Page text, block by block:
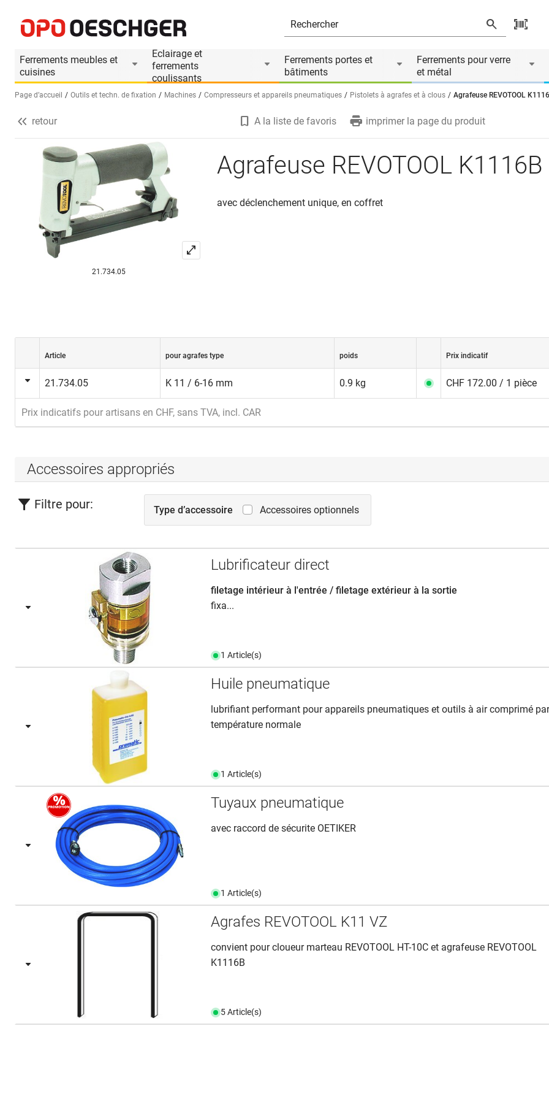
Ferrements meubles et
cuisines
Eclairage et
ferrements
coulissants
Ferrements portes et
bâtiments
Ferrements pour verre
et métal
Sélectionnez une langue (FR)
Page d’accueil Outils et techn. de fixation Machines Compresseurs et appareils pneumatiques Pistolets à agrafes et à clous Agrafeuse REVOTOOL
Informations produit
Accessoires appropriés
retour A la liste de favoris imprimer la page du produit
21.734.05
Agrafeuse REVOTOOL K1116B
avec déclenchement unique, en coffret
Article pour agrafes type poids Prix indicatif
21.734.05 K 11 / 6-16 mm 0.9 kg CHF 172.00 / 1 pièce
Prix indicatifs pour artisans en CHF, sans TVA, incl. CAR
Accessoires appropriés
Filtre pour: Type d’accessoire Accessoires optionnels
Lubrificateur direct
filetage intérieur à l'entrée / filetage extérieur à la sortie
fixa...
1 Article(s)
Huile pneumatique
lubrifiant performant pour appareils pneumatiques et outils à air comprimé
température normale
1 Article(s)
Tuyaux pneumatique
avec raccord de sécurite OETIKER
1 Article(s)
Agrafes REVOTOOL K11 VZ
convient pour cloueur marteau REVOTOOL HT-10C et agrafeuse REVOTOOL
K1116B
5 Article(s)